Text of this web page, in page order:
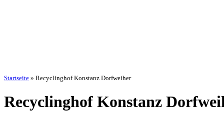
Startseite » Recyclinghof Konstanz Dorfweiher
Recyclinghof Konstanz